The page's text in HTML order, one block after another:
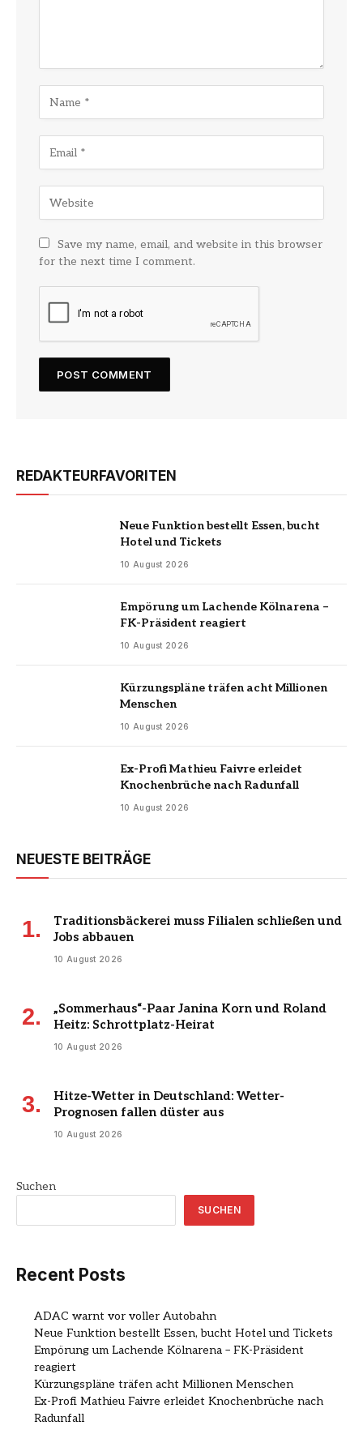
Save my name, email, and website in this browser
for the next time I comment.
REDAKTEURFAVORITEN
Neue Funktion bestellt Essen, bucht
Hotel und Tickets
10 August 2026
Empörung um Lachende Kölnarena –
FK-Präsident reagiert
10 August 2026
Kürzungspläne träfen acht Millionen
Menschen
10 August 2026
Ex-Profi Mathieu Faivre erleidet
Knochenbrüche nach Radunfall
10 August 2026
NEUESTE BEITRÄGE
Traditionsbäckerei muss Filialen schließen und
Jobs abbauen
10 August 2026
„Sommerhaus“-Paar Janina Korn und Roland
Heitz: Schrottplatz-Heirat
10 August 2026
Hitze-Wetter in Deutschland: Wetter-
Prognosen fallen düster aus
10 August 2026
Suchen
SUCHEN
Recent Posts
ADAC warnt vor voller Autobahn
Neue Funktion bestellt Essen, bucht Hotel und Tickets
Empörung um Lachende Kölnarena – FK-Präsident
reagiert
Kürzungspläne träfen acht Millionen Menschen
Ex-Profi Mathieu Faivre erleidet Knochenbrüche nach
Radunfall